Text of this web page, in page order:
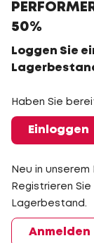
50%
Loggen Sie
Haben Sie
Einloggen
Neu in unserem
Registrieren
Lagerbestand.
Anmelden